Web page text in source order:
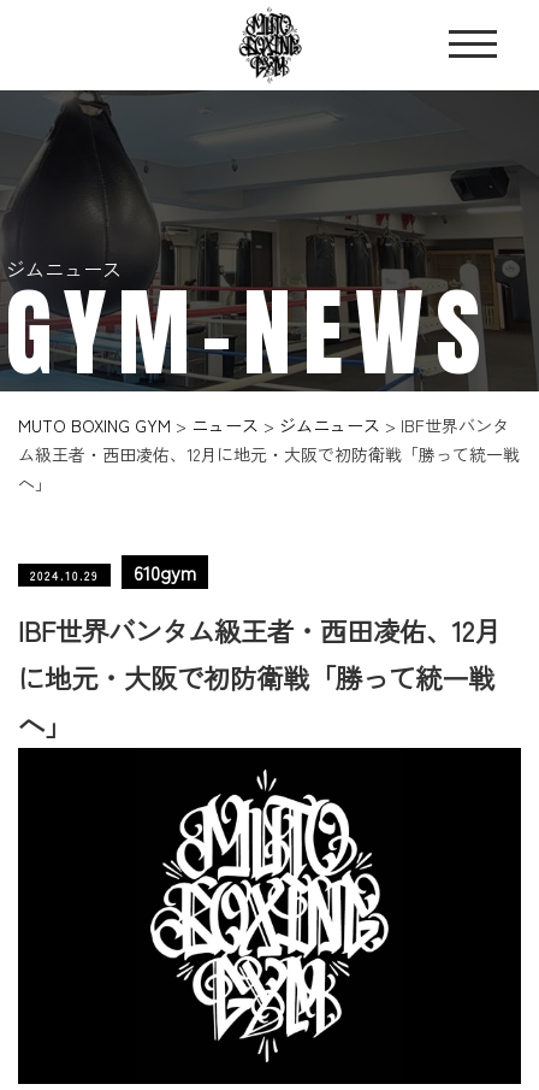
ジムニュース
GYM-NEWS
MUTO BOXING GYM > ニュース > ジムニュース > IBF世界バンタ
ム級王者・西田凌佑、12月に地元・大阪で初防衛戦「勝って統一戦
へ」
2024.10.29 610gym
IBF世界バンタム級王者・西田凌佑、12月
に地元・大阪で初防衛戦「勝って統一戦
へ」